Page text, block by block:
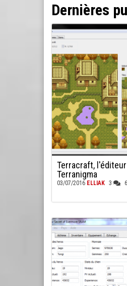
Dernières
Terracraft, l'éditeur
Terranigma
03/07/2016 ELLIAK 3